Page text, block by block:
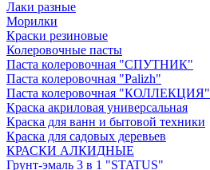
Лаки разные
Морилки
Краски резиновые
Колеровочные пасты
Паста колеровочная "СПУТНИК"
Паста колеровочная "Palizh"
Паста колеровочная "КОЛЛЕКЦИЯ"
Краска акриловая универсальная
Краска для ванн и бытовой техники
Краска для садовых деревьев
КРАСКИ АЛКИДНЫЕ
Грунт-эмаль 3 в 1 "STATUS"